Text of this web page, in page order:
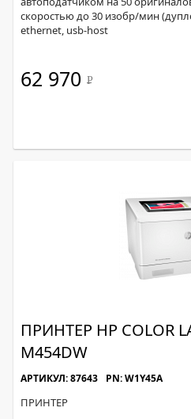
скоростью до 30 изобр/мин
ethernet, usb-host
62 970 Р
ПРИНТЕР HP COLOR
M454DW
АРТИКУЛ: 87643 PN: W1Y45A
ПРИНТЕР